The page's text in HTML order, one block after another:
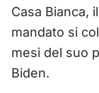
Casa Bianca,
mandato si
mesi del suo
Biden.